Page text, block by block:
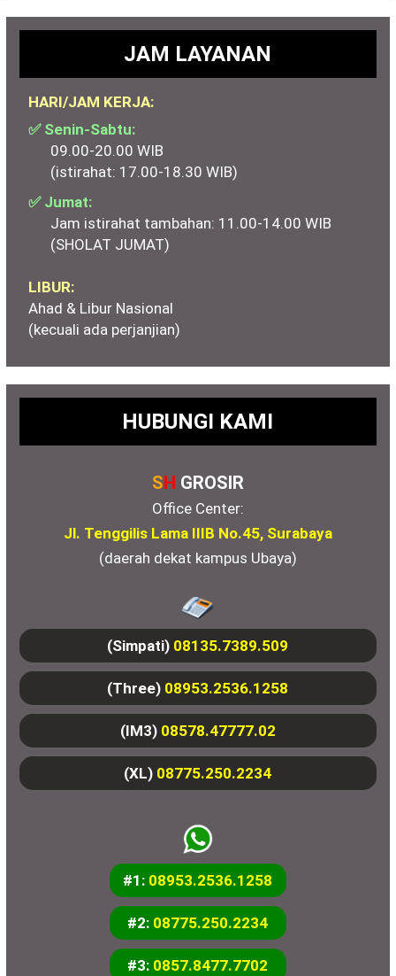
JAM LAYANAN
HARI/JAM KERJA:
✅ Senin-Sabtu:
09.00-20.00 WIB
(istirahat: 17.00-18.30 WIB)
✅ Jumat:
Jam istirahat tambahan: 11.00-14.00 WIB
(SHOLAT JUMAT)
LIBUR:
Ahad & Libur Nasional
(kecuali ada perjanjian)
HUBUNGI KAMI
SH GROSIR
Office Center:
Jl. Tenggilis Lama IIIB No.45, Surabaya
(daerah dekat kampus Ubaya)
(Simpati) 08135.7389.509
(Three) 08953.2536.1258
(IM3) 08578.47777.02
(XL) 08775.250.2234
#1: 08953.2536.1258
#2: 08775.250.2234
#3: 0857.8477.7702